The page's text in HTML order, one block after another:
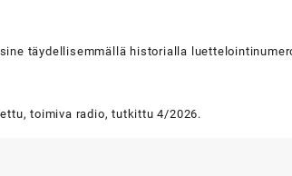
täydellisemmällä historialla
toimiva radio, tutkittu 4/2026.